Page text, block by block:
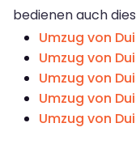
bedienen auch
Umzug von
Umzug von
Umzug von
Umzug von
Umzug von